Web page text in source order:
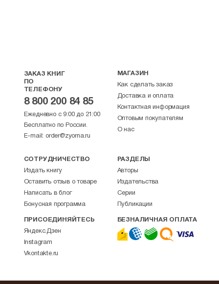
ЗАКАЗ КНИГ
ПО
ТЕЛЕФОНУ
8 800 200 84 85
Ежедневно с 9:00 до 21:00
Бесплатно по России.
E-mail: order@zyorna.ru
МАГАЗИН
Как сделать заказ
Доставка и оплата
Контактная информация
Оптовым покупателям
О нас
СОТРУДНИЧЕСТВО
Издать книгу
Оставить отзыв о товаре
Написать в блог
Бонусная программа
РАЗДЕЛЫ
Авторы
Издательства
Серии
Публикации
ПРИСОЕДИНЯЙТЕСЬ
Яндекс.Дзен
Instagram
Vkontakte.ru
БЕЗНАЛИЧНАЯ ОПЛАТА